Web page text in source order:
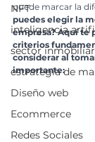
NFT
inteligencia
sector
estrategia de
Diseño web
Ecommerce
Redes Sociales
puede marcar la
puedes elegir la
empresa? Aquí te
criterios
considerar al
importante: